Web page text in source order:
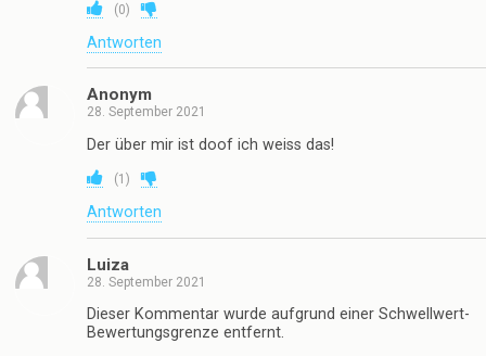
(0)
Antworten
Anonym
28. September 2021
Der über mir ist doof ich weiss das!
(1 )
Antworten
Luiza
28. September 2021
Dieser Kommentar wurde aufgrund einer Schwellwert-
Bewertungsgrenze entfernt.